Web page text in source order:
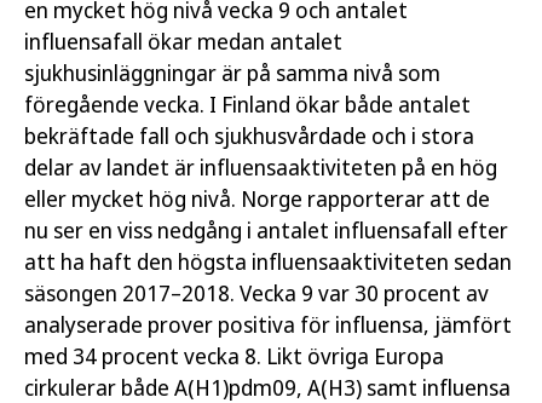
en mycket hög nivå vecka 9 och antalet
influensafall ökar medan antalet
sjukhusinläggningar är på samma nivå som
föregående vecka. I Finland ökar både antalet
bekräftade fall och sjukhusvårdade och i stora
delar av landet är influensaaktiviteten på en hög
eller mycket hög nivå. Norge rapporterar att de
nu ser en viss nedgång i antalet influensafall efter
att ha haft den högsta influensaaktiviteten sedan
säsongen 2017–2018. Vecka 9 var 30 procent av
analyserade prover positiva för influensa, jämfört
med 34 procent vecka 8. Likt övriga Europa
cirkulerar både A(H1)pdm09, A(H3) samt influensa